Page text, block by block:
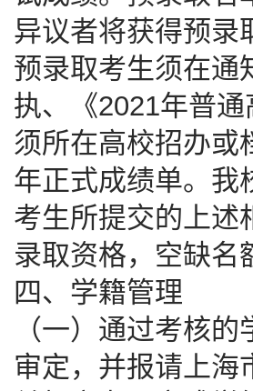
异议者将获得预录
预录取考生须在通
执、《2021年普
须所在高校招办或
年正式成绩单。我
考生所提交的上述
录取资格，空缺名
四、学籍管理
（一）通过考核
审定，并报请上海